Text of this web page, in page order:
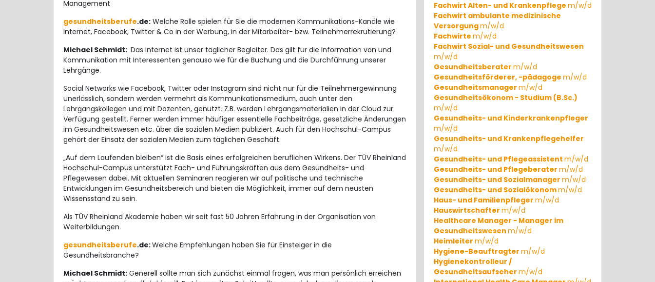
Management
gesundheitsberufe.de: Welche Rolle spielen für Sie die modernen Kommunikations-Kanäle wie
Internet, Facebook, Twitter & Co in der Werbung, in der Mitarbeiter- bzw. Teilnehmerrekrutierung?
Michael Schmidt: Das Internet ist unser täglicher Begleiter. Das gilt für die Information von und
Kommunikation mit Interessenten genauso wie für die Buchung und die Durchführung unserer
Lehrgänge.
Social Networks wie Facebook, Twitter oder Instagram sind nicht nur für die Teilnehmergewinnung
unerlässlich, sondern werden vermehrt als Kommunikationsmedium, auch unter den
Lehrgangskollegen und mit Dozenten, genutzt. Z.B. werden Lehrgangsmaterialien in der Cloud zur
Verfügung gestellt. Ferner werden immer häufiger essentielle Fachbeiträge, gesetzliche Änderungen
im Gesundheitswesen etc. über die sozialen Medien publiziert. Auch für den Hochschul-Campus
gehört der Einsatz der sozialen Medien zum täglichen Geschäft.
„Auf dem Laufenden bleiben“ ist die Basis eines erfolgreichen beruflichen Wirkens. Der TÜV Rheinland
Hochschul-Campus unterstützt Fach- und Führungskräften aus dem Gesundheits- und
Pflegewesen dabei. Mit aktuellen Seminaren reagieren wir auf politische und technische
Entwicklungen im Gesundheitsbereich und bieten die Möglichkeit, immer auf dem neusten
Wissensstand zu sein.
Als TÜV Rheinland Akademie haben wir seit fast 50 Jahren Erfahrung in der Organisation von
Weiterbildungen.
gesundheitsberufe.de:Welche Empfehlungen haben Sie für Einsteiger in die
Gesundheitsbranche?
Michael Schmidt: Generell sollte man sich zunächst einmal fragen, was man persönlich erreichen
Fachwirt Alten- und Krankenpflege m/w/d
Fachwirt ambulante medizinische
Versorgungm/w/d
Fachwirte m/w/d
Fachwirt Sozial- und Gesundheitswesen
m/w/d
Gesundheitsberater m/w/d
Gesundheitsförderer, -pädagoge m/w/d
Gesundheitsmanager m/w/d
Gesundheitsökonom - Studium (B.Sc.)
m/w/d
Gesundheits- und Kinderkrankenpfleger
m/w/d
Gesundheits- und Krankenpflegehelfer
m/w/d
Gesundheits- und Pflegeassistent m/w/d
Gesundheits- und Pflegeberater m/w/d
Gesundheits- und Sozialmanager m/w/d
Gesundheits- und Sozialökonomm/w/d
Haus- und Familienpfleger m/w/d
Hauswirtschafter m/w/d
Healthcare Manager - Manager im
Gesundheitswesen m/w/d
Heimleiter m/w/d
Hygiene-Beauftragter m/w/d
Hygienekontrolleur /
Gesundheitsaufseher m/w/d